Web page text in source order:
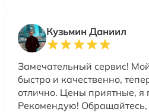
Кузьмин Даниил
Замечательный сервис!
быстро и качественно,
отлично. Цены приятные, я
Рекомендую! Обращайтесь,